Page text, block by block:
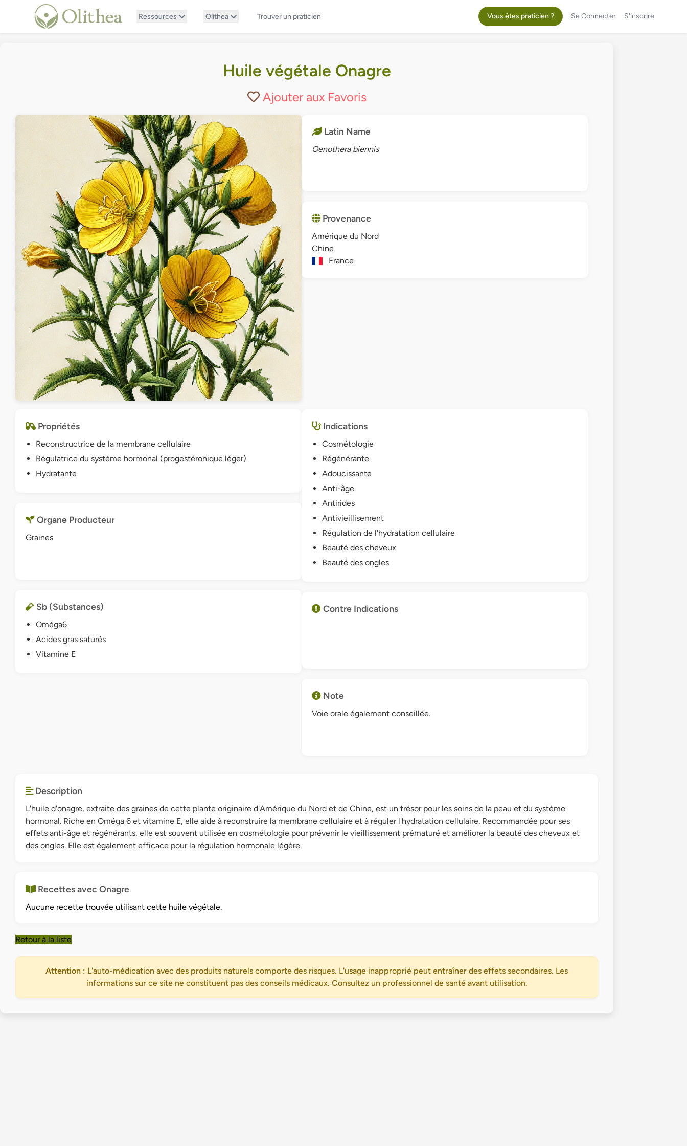
Ressources Olithea Trouver un praticien Vous êtes praticien ? Se Connecter S'inscrire
Huile végétale Onagre
Ajouter aux Favoris
Latin Name
Oenothera biennis
Provenance
Amérique du Nord
Chine
France
Propriétés
Reconstructrice de la membrane cellulaire
Régulatrice du système hormonal (progestéronique léger)
Hydratante
Organe Producteur
Graines
Sb (Substances)
Oméga6
Acides gras saturés
Vitamine E
Indications
Cosmétologie
Régénérante
Adoucissante
Anti-âge
Antirides
Antivieillisement
Régulation de l'hydratation cellulaire
Beauté des cheveux
Beauté des ongles
Contre Indications
Note
Voie orale également conseillée.
Description
L'huile d'onagre, extraite des graines de cette plante originaire d'Amérique du Nord et de Chine, est un trésor pour les soins de la peau et du système
hormonal. Riche en Oméga 6 et vitamine E, elle aide à reconstruire la membrane cellulaire et à réguler l'hydratation cellulaire. Recommandée pour ses
effets anti-âge et régénérants, elle est souvent utilisée en cosmétologie pour prévenir le vieillissement prématuré et améliorer la beauté des cheveux et
des ongles. Elle est également efficace pour la régulation hormonale légère.
Recettes avec Onagre
Aucune recette trouvée utilisant cette huile végétale.
Retour à la liste
Attention : L'auto-médication avec des produits naturels comporte des risques. L'usage inapproprié peut entraîner des effets secondaires. Les
informations sur ce site ne constituent pas des conseils médicaux. Consultez un professionnel de santé avant utilisation.